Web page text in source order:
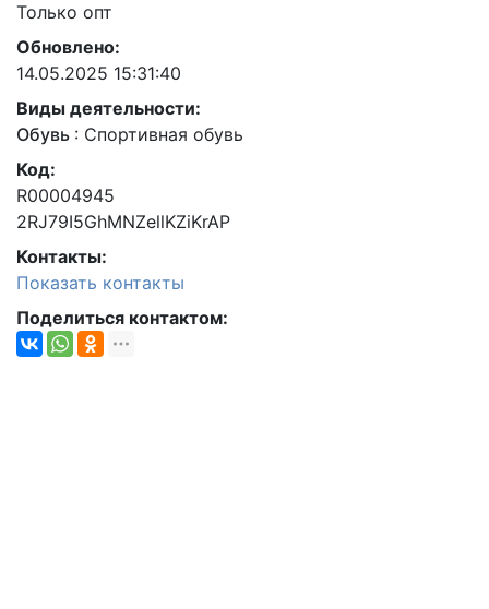
Только опт
Обновлено:
14.05.2025 15:31:40
Виды деятельности:
Обувь : Спортивная обувь
Код:
R00004945
2RJ79I5GhMNZellKZiKrAP
Контакты:
Показать контакты
Поделиться контактом: